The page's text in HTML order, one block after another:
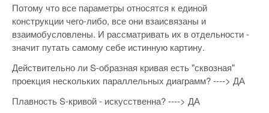
Потому что все параметры относятся к единой
конструкции чего-либо, все они взаисвязаны и
взаимобусловлены. И рассматривать их в отдельности -
значит путать самому себе истинную картину.
Действительно ли S-образная кривая есть "сквозная"
проекция нескольких параллельных диаграмм? ----> ДА
Плавность S-кривой - искусственна? ----> ДА